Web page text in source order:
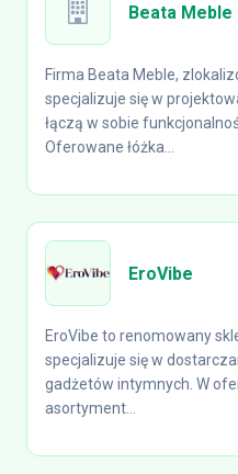
Beata Meble
Firma Beata Meble,
specjalizuje się w
łączą w sobie
Oferowane łóżka...
EroVibe
EroVibe to renomowany
specjalizuje się w
gadżetów intymnych. W
asortyment...